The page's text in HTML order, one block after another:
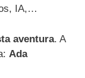
IA,…
aventura. A
Ada